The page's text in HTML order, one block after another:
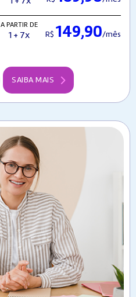
A PARTIR DE
1 + 7x R$ 149,90/mês
SAIBA MAIS